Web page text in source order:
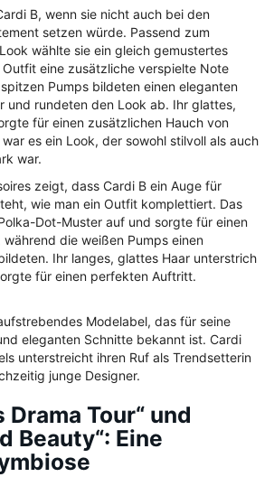
B, wenn sie nicht auch bei den
setzen würde. Passend zum
wählte sie ein gleich gemustertes
eine zusätzliche verspielte Note
Pumps bildeten einen eleganten
und rundeten den Look ab. Ihr glattes,
für einen zusätzlichen Hauch von
es ein Look, der sowohl stilvoll als auch
war.
zeigt, dass Cardi B ein Auge für
wie man ein Outfit komplettiert. Das
Dot-Muster auf und sorgte für einen
während die weißen Pumps einen
Ihr langes, glattes Haar unterstrich
für einen perfekten Auftritt.
Modelabel, das für seine
eleganten Schnitte bekannt ist. Cardi
unterstreicht ihren Ruf als Trendsetterin
junge Designer.
Tour“ und
Beauty“: Eine